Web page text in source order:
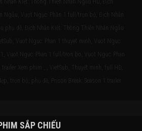
Nhân Kiệt: Thông Thiên Nhân Ngẫu HD, Địch
Ngẫu, Vượt Ngục: Phần 1 full/trọn bộ, Địch Nhân
phụ đề, Địch Nhân Kiệt: Thông Thiên Nhân Ngẫu
Vuot Nguc: Phan 1 thuyet minh, Vuot Nguc:
1, Vuot Nguc: Phan 1 full/tron bo, Vuot Nguc: Phan
trailer Xem phim , , VietSub, Thuyết minh, full HD,
trọn bộ, phụ đề, Prison Break: Season 1 trailer
SẮP CHIẾU